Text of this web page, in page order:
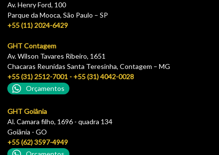
Av. Henry Ford, 100
Parque da Mooca, São Paulo – SP
+55 (11) 2024-6429
GHT Contagem
Av. Wilson Tavares Ribeiro, 1651
Chacaras Reunidas Santa Teresinha, Contagem – MG
+55 (31) 2512-7001 - +55 (31) 4042-0028
Orçamentos
GHT Goiânia
Al. Camara filho, 1696 - quadra 134
Goiãnia - GO
+55 (62) 3597-4949